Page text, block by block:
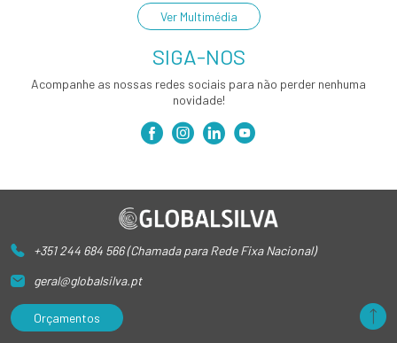
Ver Multimédia
SIGA-NOS
Acompanhe as nossas redes sociais para não perder nenhuma
novidade!
+351 244 684 566 (Chamada para Rede Fixa Nacional)
geral@globalsilva.pt
Orçamentos